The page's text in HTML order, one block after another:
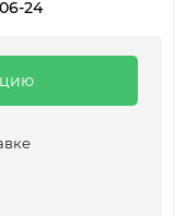
24